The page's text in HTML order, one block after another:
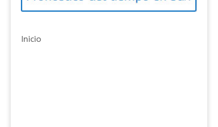
í
s
Inicio